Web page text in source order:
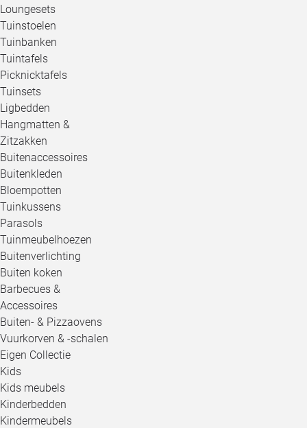
Loungesets
Tuinstoelen
Tuinbanken
Tuintafels
Picknicktafels
Tuinsets
Ligbedden
Hangmatten &
Zitzakken
Buitenaccessoires
Buitenkleden
Bloempotten
Tuinkussens
Parasols
Tuinmeubelhoezen
Buitenverlichting
Buiten koken
Barbecues &
Accessoires
Buiten- & Pizzaovens
Vuurkorven & -schalen
Eigen Collectie
Kids
Kids meubels
Kinderbedden
Kindermeubels